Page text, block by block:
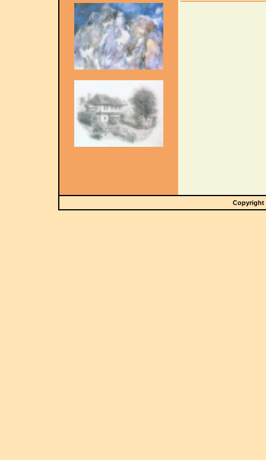
Copyright